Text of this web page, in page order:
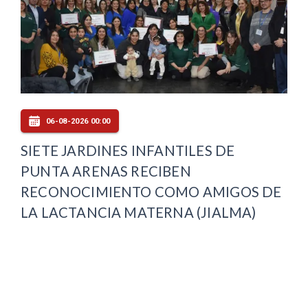
06-08-2026 00:00
SIETE JARDINES INFANTILES DE
PUNTA ARENAS RECIBEN
RECONOCIMIENTO COMO AMIGOS DE
LA LACTANCIA MATERNA (JIALMA)